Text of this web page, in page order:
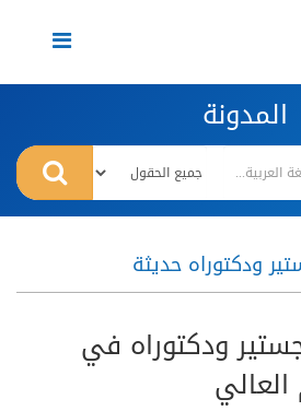
Toggle
navigation
المدونة
ودكتوراه حديثة
ودكتوراه في